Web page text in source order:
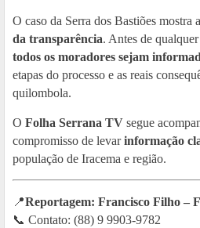
O caso da Serra dos Bastiões mostra a
da transparência. Antes de
todos os moradores sejam
etapas do processo e as reais
quilombola.
O Folha Serrana TV segue
compromisso de levarinformação
população de Iracema e região.
📍Reportagem: Francisco Filho –
📞 Contato: (88) 9 9903-9782